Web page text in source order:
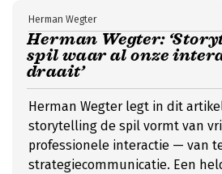
Herman Wegter:
spil waar al onze
draait’
Herman Wegter
Herman Wegter legt in dit
storytelling de spil vormt van
professionele interactie — van
strategiecommunicatie. Een